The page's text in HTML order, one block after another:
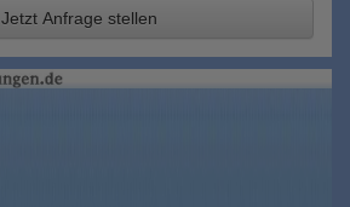
Jetzt Anfrage stellen